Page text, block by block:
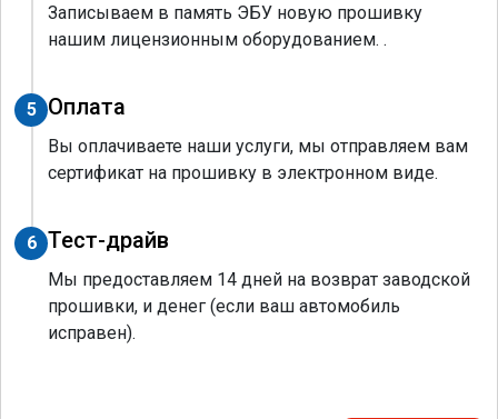
Записываем в память ЭБУ новую прошивку
нашим лицензионным оборудованием. .
5 Оплата
Вы оплачиваете наши услуги, мы отправляем вам
сертификат на прошивку в электронном виде.
6 Тест-драйв
Мы предоставляем 14 дней на возврат заводской
прошивки, и денег (если ваш автомобиль
исправен).